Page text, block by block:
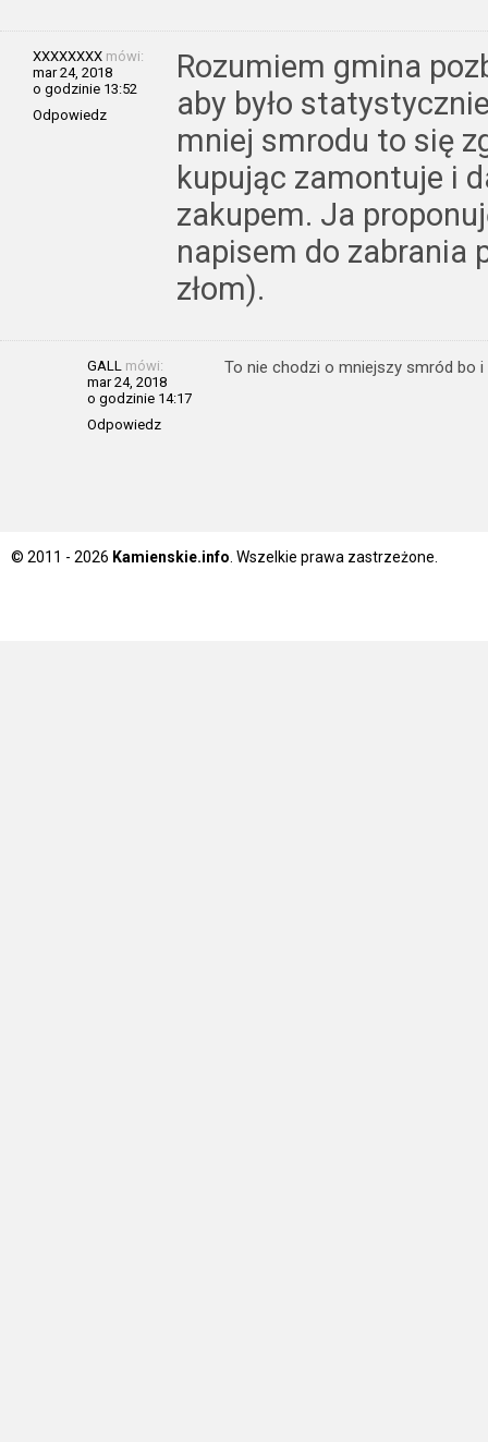
XXXXXXXX mówi:
mar 24, 2018
o godzinie 13:52
Odpowiedz
Rozumiem gmina
aby było
mniej smrodu to się
kupując zamontuje i
zakupem. Ja
napisem do zabrania
złom).
GALL mówi:
mar 24, 2018
o godzinie 14:17
Odpowiedz
To nie chodzi o mniejszy smród bo
© 2011 - 2026 Kamienskie.info. Wszelkie prawa zastrzeżone.